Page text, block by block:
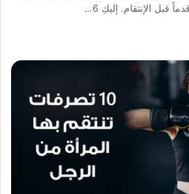
الإنتقام. إليكِ 6…